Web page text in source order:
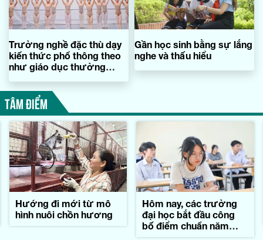
Trường nghề đặc thù dạy
kiến thức phổ thông theo
như giáo dục thường
Gần học sinh bằng sự lắng
nghe và thấu hiểu
TÂM ĐIỂM
Hướng đi mới từ mô
hình nuôi chồn hương
Hôm nay, các trường
đại học bắt đầu công
bố điểm chuẩn năm